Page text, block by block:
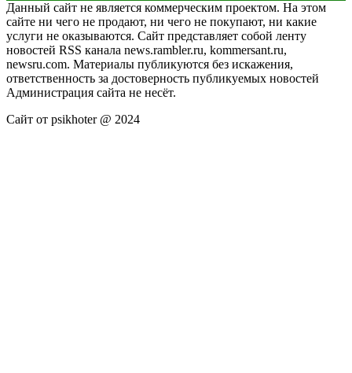
Данный сайт не является коммерческим проектом. На этом
сайте ни чего не продают, ни чего не покупают, ни какие
услуги не оказываются. Сайт представляет собой ленту
новостей RSS канала news.rambler.ru, kommersant.ru,
newsru.com. Материалы публикуются без искажения,
ответственность за достоверность публикуемых новостей
Администрация сайта не несёт.
Сайт от psikhoter @ 2024